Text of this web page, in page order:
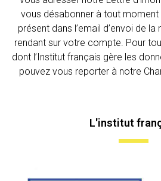
vous désabonner à tout moment
présent dans l’email d’envoi de
rendant sur votre compte. Pour
dont l’Institut français gère les
pouvez vous reporter à notre
L'institut